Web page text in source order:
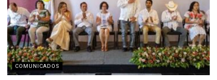
COMUNICADOS